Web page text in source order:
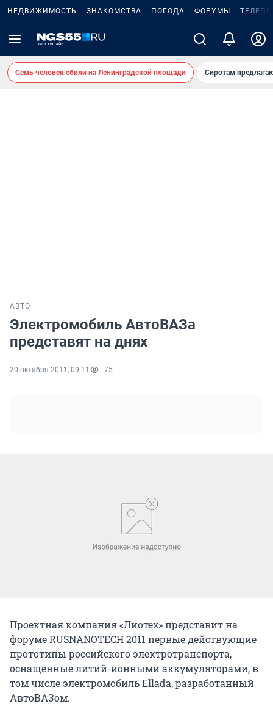
НЕДВИЖИМОСТЬ ЗНАКОМСТВА ПОГОДА ФОРУМЫ
Семь человек сбили на Ленинградской площади Сиротам
АВТО
Электромобиль АвтоВАЗа
представят на днях
20 октября 2011, 09:11 75
Проектная компания «Лиотех» представит на
форуме RUSNANOTECH 2011 первые действующие
прототипы российского электротранспорта,
оснащенные литий-ионными аккумуляторами, в
том числе электромобиль Ellada, разработанный
АвтоВАЗом.